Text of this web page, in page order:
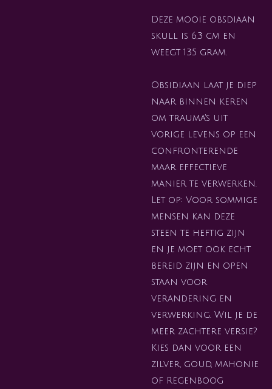
Deze mooie obsdiaan
skull is 6,3 cm en
weegt 135 gram.
Obsidiaan laat je diep
naar binnen keren
om trauma's uit
vorige levens op een
confronterende
maar effectieve
manier te verwerken.
Let op: Voor sommige
mensen kan deze
steen te heftig zijn
en je moet ook echt
bereid zijn en open
staan voor
verandering en
verwerking. Wil je de
meer zachtere versie?
Kies dan voor een
zilver, goud, mahonie
of Regenboog